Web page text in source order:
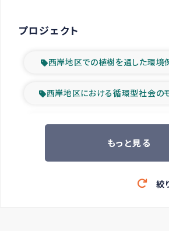
プロジェクト
西岸地区での植樹を通した環境
西岸地区における循環型社会の
ツアー参加者の声
緊急救援の時代
もっと見る
絞